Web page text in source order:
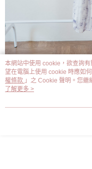
本網站中使用 cookie，欲查詢
望在電腦上使用 cookie 時應如
權條款 」之 Cookie 聲明。您繼
用條款之 Cookie 聲明使用
了解更多 >